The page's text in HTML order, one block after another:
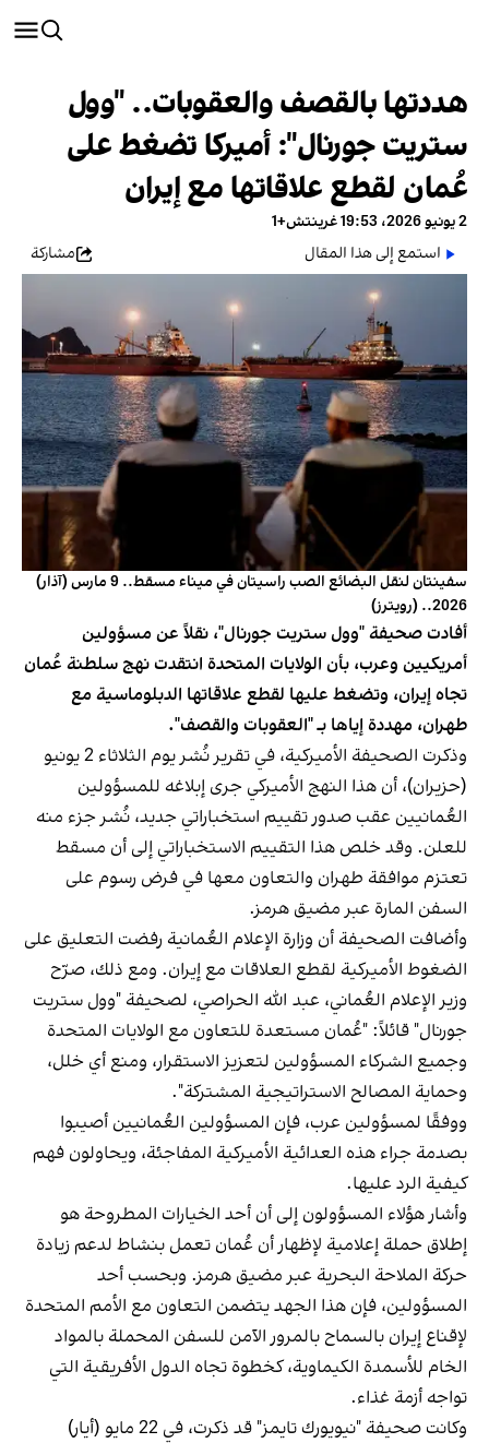
هددتها بالقصف والعقوبات.. "وول
ستريت جورنال": أميركا تضغط على
عُمان لقطع علاقاتها مع إيران
2 يونيو 2026، 19:53 غرينتش+1
استمع إلى هذا المقال
مشاركة
سفينتان لنقل البضائع الصب راسيتان في ميناء مسقط.. 9 مارس (آذار)
2026.. (رويترز)
أفادت صحيفة "وول ستريت جورنال"، نقلاً عن مسؤولين
أمريكيين وعرب، بأن الولايات المتحدة انتقدت نهج سلطنة عُمان
تجاه إيران، وتضغط عليها لقطع علاقاتها الدبلوماسية مع
طهران، مهددة إياها بـ "العقوبات والقصف".
وذكرت الصحيفة الأميركية، في تقرير نُشر يوم الثلاثاء 2 يونيو
(حزيران)، أن هذا النهج الأميركي جرى إبلاغه للمسؤولين
العُمانيين عقب صدور تقييم استخباراتي جديد، نُشر جزء منه
للعلن. وقد خلص هذا التقييم الاستخباراتي إلى أن مسقط
تعتزم موافقة طهران والتعاون معها في فرض رسوم على
السفن المارة عبر مضيق هرمز.
وأضافت الصحيفة أن وزارة الإعلام العُمانية رفضت التعليق على
الضغوط الأميركية لقطع العلاقات مع إيران. ومع ذلك، صرّح
وزير الإعلام العُماني، عبد الله الحراصي، لصحيفة "وول ستريت
جورنال" قائلاً: "عُمان مستعدة للتعاون مع الولايات المتحدة
وجميع الشركاء المسؤولين لتعزيز الاستقرار، ومنع أي خلل،
وحماية المصالح الاستراتيجية المشتركة".
ووفقًا لمسؤولين عرب، فإن المسؤولين العُمانيين أصيبوا
بصدمة جراء هذه العدائية الأميركية المفاجئة، ويحاولون فهم
كيفية الرد عليها.
وأشار هؤلاء المسؤولون إلى أن أحد الخيارات المطروحة هو
إطلاق حملة إعلامية لإظهار أن عُمان تعمل بنشاط لدعم زيادة
حركة الملاحة البحرية عبر مضيق هرمز. وبحسب أحد
المسؤولين، فإن هذا الجهد يتضمن التعاون مع الأمم المتحدة
لإقناع إيران بالسماح بالمرور الآمن للسفن المحملة بالمواد
الخام للأسمدة الكيماوية، كخطوة تجاه الدول الأفريقية التي
تواجه أزمة غذاء.
وكانت صحيفة "نيويورك تايمز" قد ذكرت، في 22 مايو (أيار)